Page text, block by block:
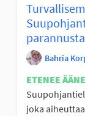
parannusta
Bahria
ETENEE
joka